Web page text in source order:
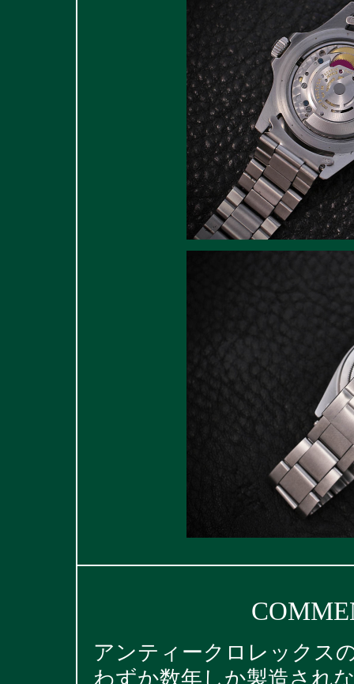
アンティークロレックス
わずか数年しか製造され